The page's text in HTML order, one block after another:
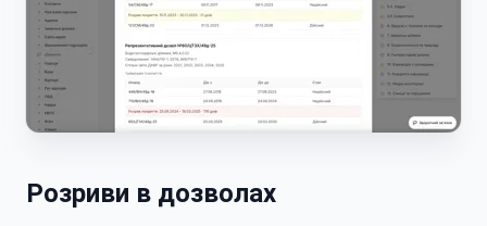
Розриви в дозволах